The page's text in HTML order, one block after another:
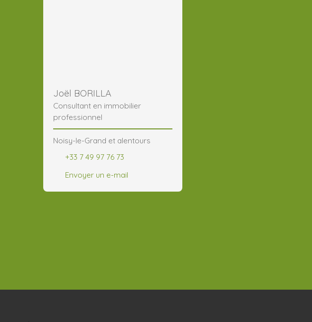
Joël BORILLA
Consultant en immobilier
professionnel
Noisy-le-Grand et alentours
+33 7 49 97 76 73
Envoyer un e-mail